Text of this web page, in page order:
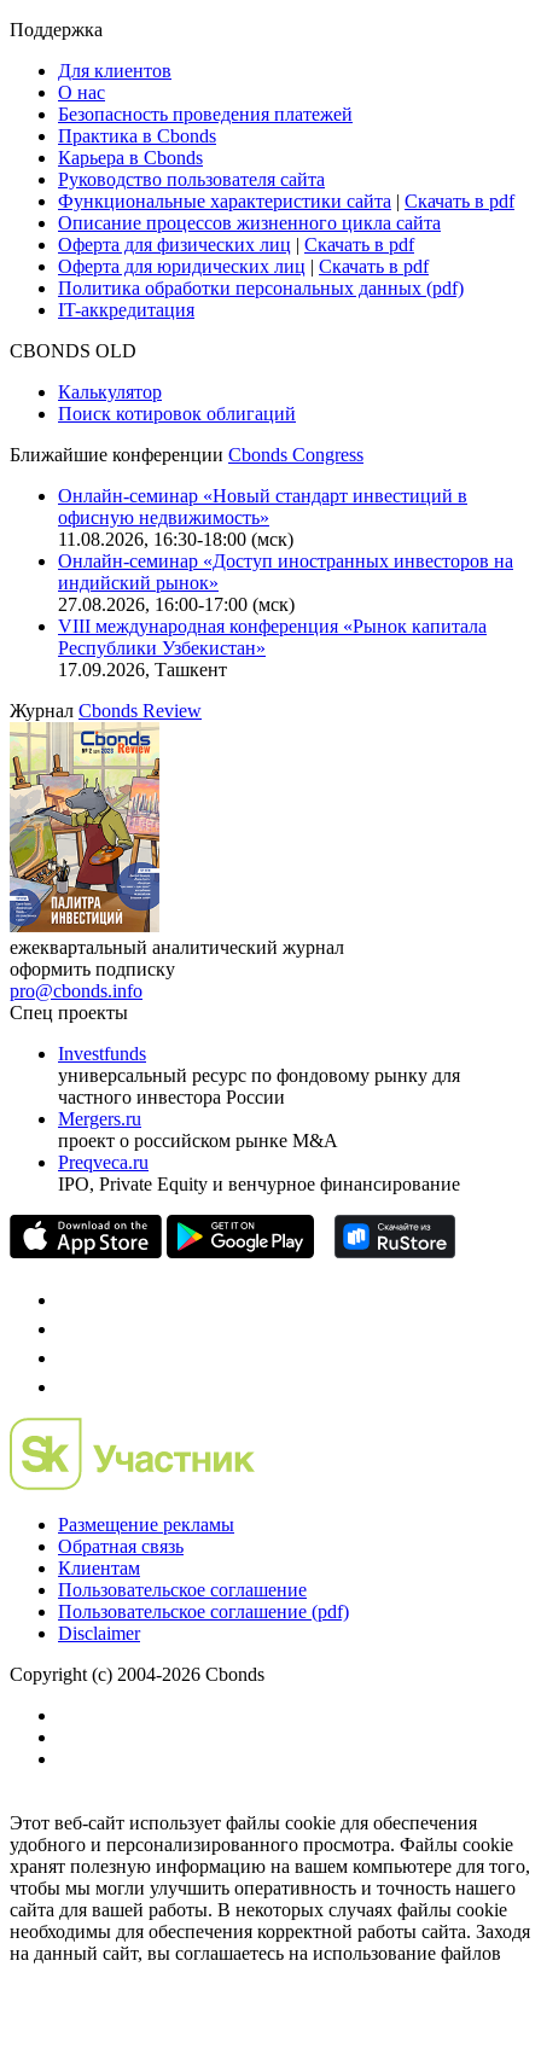
Поддержка
Для клиентов
О нас
Безопасность проведения платежей
Практика в Cbonds
Карьера в Cbonds
Руководство пользователя сайта
Функциональные характеристики сайта | Скачать в pdf
Описание процессов жизненного цикла сайта
Оферта для физических лиц | Скачать в pdf
Оферта для юридических лиц | Скачать в pdf
Политика обработки персональных данных (pdf)
IT-аккредитация
CBONDS OLD
Калькулятор
Поиск котировок облигаций
Ближайшие конференции Cbonds Congress
Онлайн-семинар «Новый стандарт инвестиций в
офисную недвижимость»
11.08.2026, 16:30-18:00 (мск)
Онлайн-семинар «Доступ иностранных инвесторов на
индийский рынок»
27.08.2026, 16:00-17:00 (мск)
VIII международная конференция «Рынок капитала
Республики Узбекистан»
17.09.2026, Ташкент
Журнал Cbonds Review
ежеквартальный аналитический журнал
оформить подписку
pro@cbonds.info
Спец проекты
Investfunds
универсальный ресурс по фондовому рынку для
частного инвестора России
Mergers.ru
проект о российском рынке M&A
Preqveca.ru
IPO, Private Equity и венчурное финансирование
Размещение рекламы
Обратная связь
Клиентам
Пользовательское соглашение
Пользовательское соглашение (pdf)
Disclaimer
Copyright (c) 2004-2026 Cbonds
Этот веб-сайт использует файлы cookie для обеспечения
удобного и персонализированного просмотра. Файлы cookie
хранят полезную информацию на вашем компьютере для того,
чтобы мы могли улучшить оперативность и точность нашего
сайта для вашей работы. В некоторых случаях файлы cookie
необходимы для обеспечения корректной работы сайта. Заходя
на данный сайт, вы соглашаетесь на использование файлов